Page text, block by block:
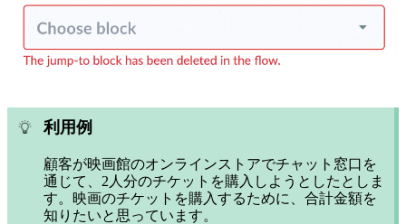
利用例
顧客が映画館のオンラインストアでチャット窓口を
通じて、2人分のチケットを購入しようとしたとしま
す。映画のチケットを購入するために、合計金額を
知りたいと思っています。